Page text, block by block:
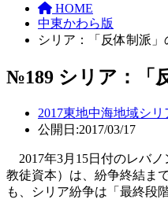
HOME
中東かわら版
シリア：「反体制派」
№189 シリア：「
2017東地中海地域シリ
公開日:2017/03/17
2017年3月 15日付のレバ
教徒資本）は、紛争終結ま
も、シリア紛争は「最終段